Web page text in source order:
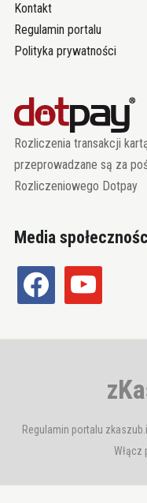
Kontakt
Regulamin portalu
Polityka prywatności
Rozliczenia transakcji
przeprowadzane są za
Rozliczeniowego Dotpay
Media
facebook youtube
Regulamin portalu
Włącz